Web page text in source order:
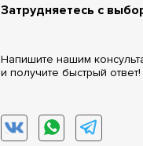
Затрудняетесь с
Напишите нашим
и получите быстрый ответ!